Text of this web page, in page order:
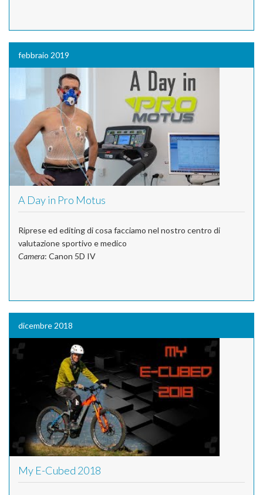
febbraio 2019
A Day in Pro Motus
Riprese ed editing di cosa facciamo nel nostro centro di
valutazione sportivo e medico
Camera: Canon 5D IV
dicembre 2018
My E-Cubed 2018